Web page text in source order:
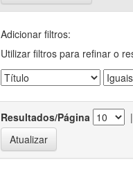
Adicionar filtros:
Utilizar filtros para refinar o
Resultados/Página |